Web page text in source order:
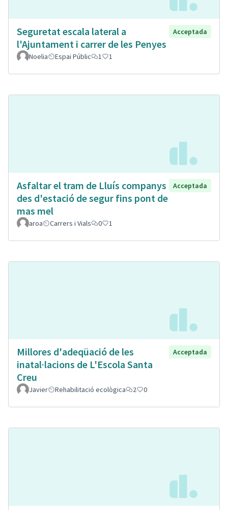
Seguretat escala lateral a
l'Ajuntament i carrer de les Penyes
Acceptada
Noelia Espai Públic 1 1
Asfaltar el tram de Lluís companys
des d'estació de segur fins pont de
mas mel
Acceptada
aroa Carrers i Vials 0 1
Millores d'adeqüació de les
inatal·lacions de L'Escola Santa
Creu
Acceptada
Javier Rehabilitació ecològica 2 0